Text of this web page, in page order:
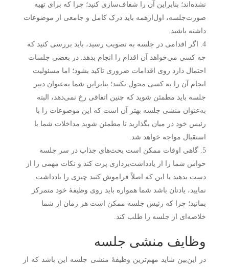
نشده‌اند؛ بنابراین آن را شفاف‌سازی کنید؛ چرا که برای تهیه
صورت‌جلسه، اول‌ازهمه باید درک کامل و جامعی از موضوعات
داشته باشید.
اگر اقدامی در جلسه به تصویب رسید، باید بررسی کنید که
چه کسی می‌خواهد آن اقدام را انجام بدهد. در بعضی جلسات
احتمال دارد روی اقدامات ضروری تاکید بشود؛ اما مسئولیت
انجام آن را به کسی محول نکنند؛ بنابراین شما به‌عنوان دبیر
جلسه باید مطمئن شوید که چنین اتفاقی رخ نمی‌دهد، البته
به‌عنوان منشی جلسه بهتر آن است که این موضوعات را با
رئیس خود در میان بگذارید تا مطمئن شوید مداخلات شما با
استقبال مواجه خواهد شد.
گاهی اوقات ممکن است بحث‌های جذاب در سر جلسه
حواس شما را از یادداشت‌برداری پرت کند و نکات مهمی را از
دست بدهید یا این که اصلاً فراموش کنید چیزی را یادداشت
نمایید، یادتان باشد شما همواره باید روی وظیفهٔ خود متمرکز
بمانید؛ چرا که رئیس جلسه ممکن است هر زمان از شما
خلاصه‌ای از جلسه را طلب کند.
وظایف منشی جلسه
در این‌بین شاید مهم‌ترین وظیفهٔ منشی جلسه این باشد که از